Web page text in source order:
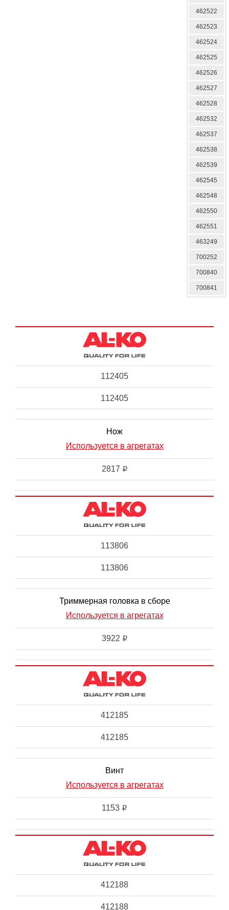
462522
462523
462524
462525
462526
462527
462528
462532
462537
462538
462539
462545
462548
462550
462551
463249
700252
700840
700841
112405
112405
Нож
Используется в агрегатах
2817 i
113806
113806
Триммерная головка в сборе
Используется в агрегатах
3922 i
412185
412185
Винт
Используется в агрегатах
1153 i
412188
412188